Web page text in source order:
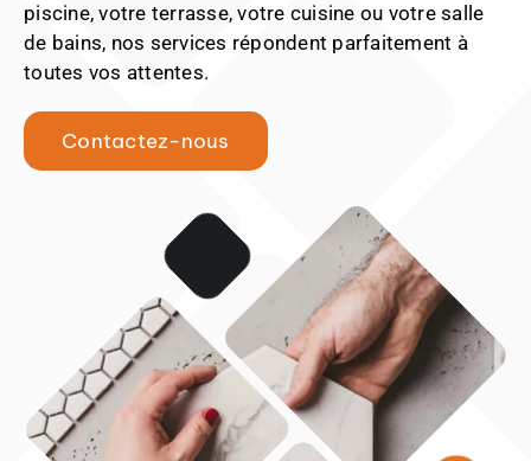
piscine, votre terrasse, votre cuisine ou votre salle
de bains, nos services répondent parfaitement à
toutes vos attentes.
Contactez-nous